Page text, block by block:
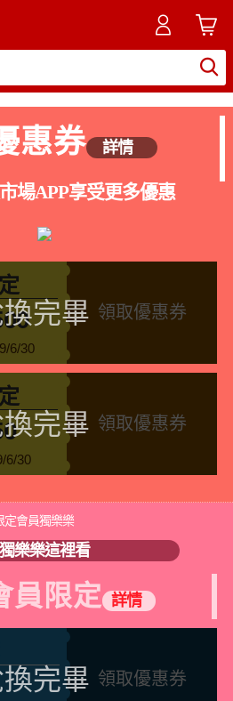
惠券 詳情
場APP享受更多優惠
6/30
領取優惠券
6/30
領取優惠券
定會員獨樂樂
樂樂這裡看
員限定 詳情
領取優惠券